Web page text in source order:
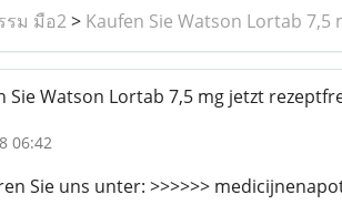
รม มือ2> Kaufen Sie Watson Lortab
Sie Watson Lortab 7,5 mg jetzt
06:42
Sie uns unter: >>>>>>